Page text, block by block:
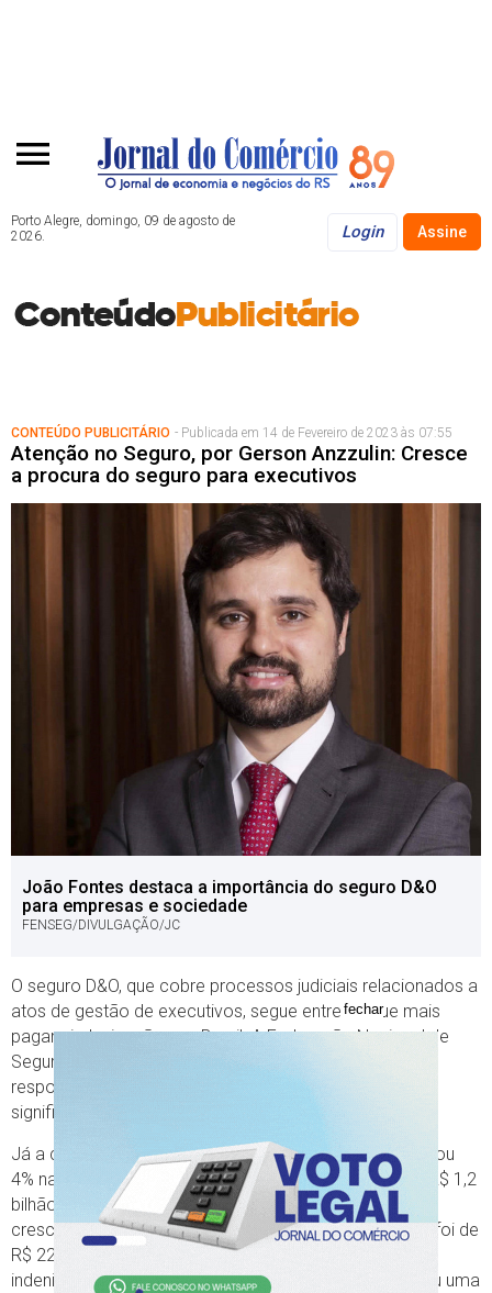
Porto Alegre, domingo, 09 de agosto de
2026.
Login Assine
CONTEÚDO PUBLICITÁRIO - Publicada em 14 de Fevereiro de 2023 às 07:55
Atenção no Seguro, por Gerson Anzzulin: Cresce
a procura do seguro para executivos
João Fontes destaca a importância do seguro D&O
para empresas e sociedade
FENSEG/DIVULGAÇÃO/JC
O seguro D&O, que cobre processos judiciais relacionados a
atos de gestão de executivos, segue entre os que mais
pagam indenizações no Brasil. A Federação Nacional de
Seguros Gerais informou que em 2022 este seguro de
responsabilidade civil pagou R$ 558 milhões, o que
significou um crescimento de 206,8% sobre 2021.
Já a contratação de apólices deste segmento aumentou
4% na comparação com o ano anterior, arrecadando R$ 1,2
bilhão. O Rio Grande do Sul também registrou alto
crescimento do seguro D&O. Em 2002, a arrecadação foi de
R$ 22 milhões, com uma expansão de 108%. As
indenizações ficaram em R$ 2 milhões, o que significou uma
fechar